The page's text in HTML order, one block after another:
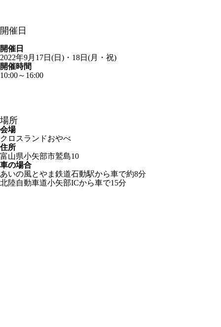
開催日
開催日
2022年9月17日(日)・18日(月・祝)
開催時間
10:00～16:00
場所
会場
クロスランドおやべ
住所
富山県小矢部市鷲島10
車の場合
あいの風とやま鉄道石動駅から車で約8分
北陸自動車道小矢部ICから車で15分